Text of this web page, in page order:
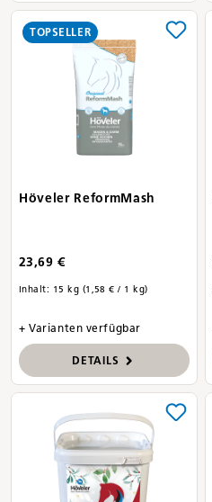
TOPSELLER
Höveler ReformMash
23,69 €
Inhalt: 15 kg (1,58 € / 1 kg)
+ Varianten verfügbar
DETAILS